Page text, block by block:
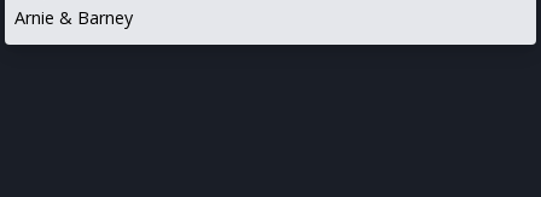
Arnie & Barney